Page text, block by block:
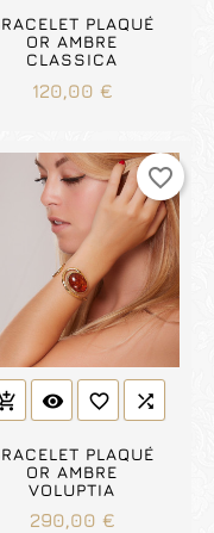
PLAQUÉ
OR AMBRE
CLASSICA
120,00 €Prix
visibility favorite_border 
PLAQUÉ
OR AMBRE
VOLUPTIA
290,00 €Prix
favorite_border